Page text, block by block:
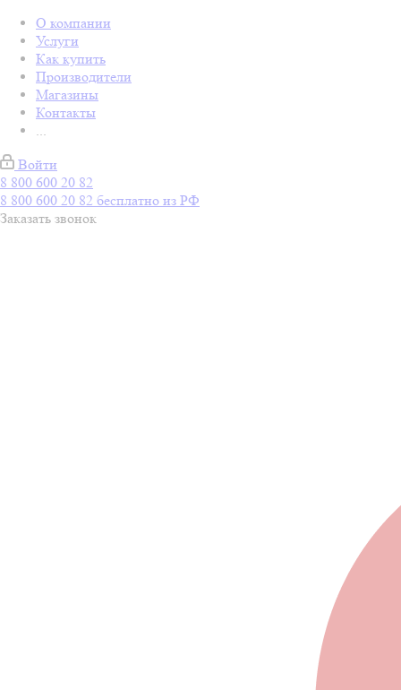
О компании
Услуги
Как купить
Производители
Магазины
Контакты
...
Войти
8 800 600 20 82
8 800 600 20 82 бесплатно из РФ
Заказать звонок